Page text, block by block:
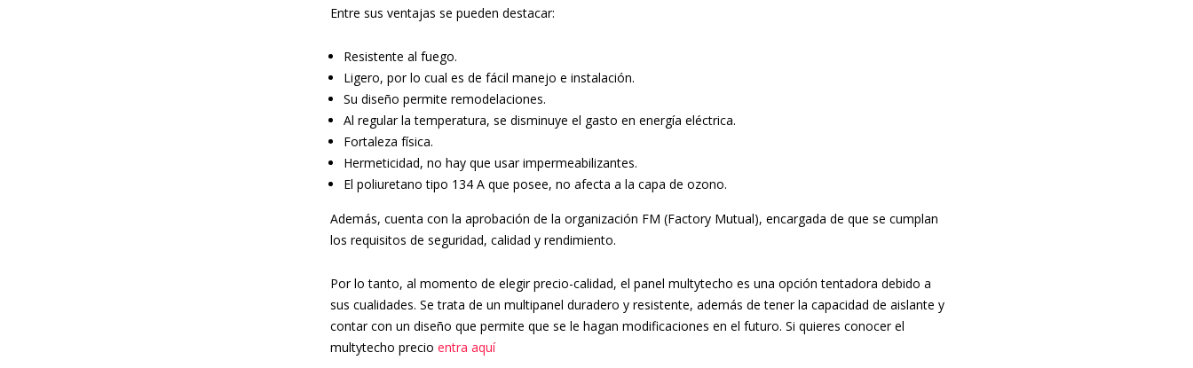
Entre sus ventajas se pueden destacar:
Resistente al fuego.
Ligero, por lo cual es de fácil manejo e instalación.
Su diseño permite remodelaciones.
Al regular la temperatura, se disminuye el gasto en energía eléctrica.
Fortaleza física.
Hermeticidad, no hay que usar impermeabilizantes.
El poliuretano tipo 134 A que posee, no afecta a la capa de ozono.
Además, cuenta con la aprobación de la organización FM (Factory Mutual), encargada de que se cumplan
los requisitos de seguridad, calidad y rendimiento.
Por lo tanto, al momento de elegir precio-calidad, el panel multytecho es una opción tentadora debido a
sus cualidades. Se trata de un multipanel duradero y resistente, además de tener la capacidad de aislante y
contar con un diseño que permite que se le hagan modificaciones en el futuro. Si quieres conocer el
multytecho precio entra aquí